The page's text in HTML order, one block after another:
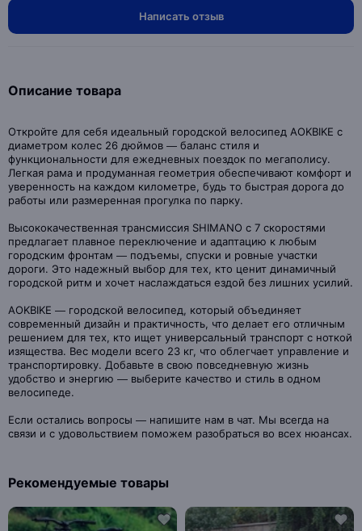
Написать отзыв
Описание товара
Откройте для себя идеальный городской велосипед AOKBIKE с
диаметром колес 26 дюймов — баланс стиля и
функциональности для ежедневных поездок по мегаполису.
Легкая рама и продуманная геометрия обеспечивают комфорт и
уверенность на каждом километре, будь то быстрая дорога до
работы или размеренная прогулка по парку.
Высококачественная трансмиссия SHIMANO с 7 скоростями
предлагает плавное переключение и адаптацию к любым
городским фронтам — подъемы, спуски и ровные участки
дороги. Это надежный выбор для тех, кто ценит динамичный
городской ритм и хочет наслаждаться ездой без лишних усилий.
AOKBIKE — городской велосипед, который объединяет
современный дизайн и практичность, что делает его отличным
решением для тех, кто ищет универсальный транспорт с ноткой
изящества. Вес модели всего 23 кг, что облегчает управление и
транспортировку. Добавьте в свою повседневную жизнь
удобство и энергию — выберите качество и стиль в одном
велосипеде.
Если остались вопросы — напишите нам в чат. Мы всегда на
связи и с удовольствием поможем разобраться во всех нюансах.
Рекомендуемые товары